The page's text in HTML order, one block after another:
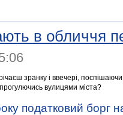
в обличчя
зранку і ввечері,
вулицями міста?
податковий борг